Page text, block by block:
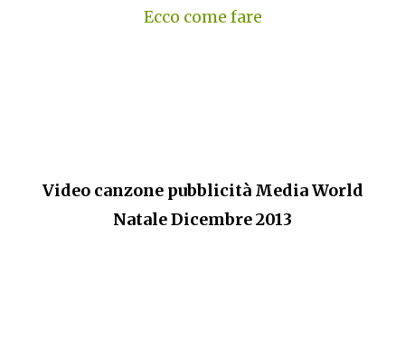
Ecco come fare
Video canzone pubblicità Media World
Natale Dicembre 2013